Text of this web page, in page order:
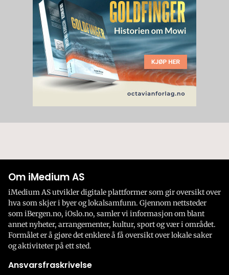
Om iMedium AS
iMedium AS utvikler digitale plattformer som gir oversikt over
hva som skjer i byer og lokalsamfunn. Gjennom nettsteder
som iBergen.no, iOslo.no, samler vi informasjon om blant
annet nyheter, arrangementer, kultur, sport og vær i området.
Formålet er å gjøre det enklere å få oversikt over lokale saker
og aktiviteter på ett sted.
Ansvarsfraskrivelse